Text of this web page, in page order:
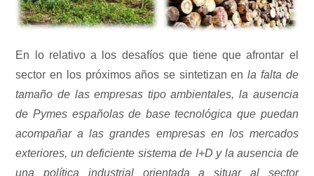
En lo relativo a los desafíos que tiene que afrontar el
sector en los próximos años se sintetizan enla falta de
tamaño de las empresas tipo ambientales, la ausencia
de Pymes españolas de base tecnológica que puedan
acompañar a las grandes empresas en los mercados
exteriores, un deficiente sistema de I+D y la ausencia de
una política industrial orientada a situar al sector